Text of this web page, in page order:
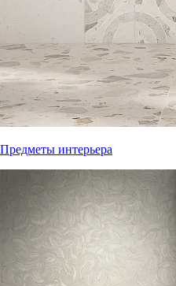
Предметы интерьера